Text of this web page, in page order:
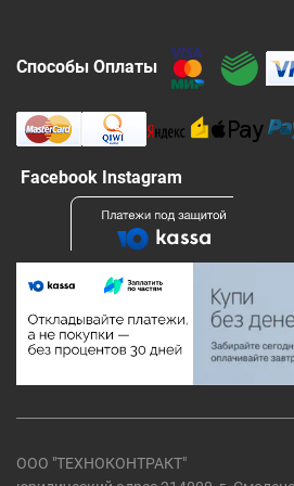
Способы Оплаты
Facebook Instagram
ООО "ТЕХНОКОНТРАКТ"